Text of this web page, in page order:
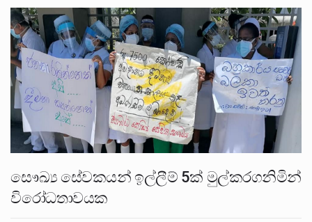
සෞඛ්‍ය සේවකයන් ඉල්ලීම් 5ක් මුල්කරගනිමින්
විරෝධතාවයක